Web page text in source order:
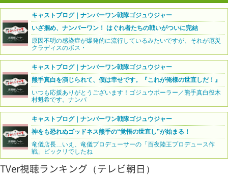
キャストブログ｜ナンバーワン戦隊ゴジュウジャー
いざ掴め、ナンバーワン！ はぐれ者たちの戦いがついに完結
原因不明の感染症が爆発的に流行しているみたいですが、それが厄災
クラディスのボス・
キャストブログ｜ナンバーワン戦隊ゴジュウジャー
熊手真白を演じられて、僕は幸せです。『これが俺様の世直しだ！』
いつも応援ありがとうございます！ゴジュウポーラー／熊手真白役木
村魁希です。ナンバ
キャストブログ｜ナンバーワン戦隊ゴジュウジャー
神をも恐れぬゴッドネス熊手の“覚悟の世直し”が始まる！
竜儀店長…いえ、竜儀プロデューサーの「百夜陸王プロデュース作
戦」ビックリでしたね
TVer視聴ランキング（テレビ朝日）